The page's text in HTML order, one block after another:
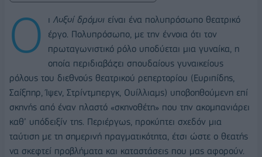
Ο ι Λοξοί δρόµοι είναι ένα πολυπρόσωπο θεατρικό
έργο. Πολυ­πρόσωπο, µε την έννοια ότι τον
πρωταγωνιστικό ρόλο υποδύεται µια γυναίκα, η
οποία περιδιαβάζει σπουδαίους γυναικείους
ρόλους του διεθνούς θεατρικού ρεπερτορίου (Ευριπίδης,
Σαίξπηρ, Ίψεν, Στρίντµπεργκ, Ουίλλιαµς) υποβοηθούµενη επί
σκηνής από έναν πλαστό «σκηνοθέτη» που την ακοµπανιάρει
καθ’ υπόδειξίν της. Περιέργως, προκύπτει σχεδόν µια
ταύτιση µε τη σηµερινή πραγµατικότητα, έτσι ώστε ο θεατής
να σκεφτεί προβλήµατα και καταστάσεις που µας αφορούν.